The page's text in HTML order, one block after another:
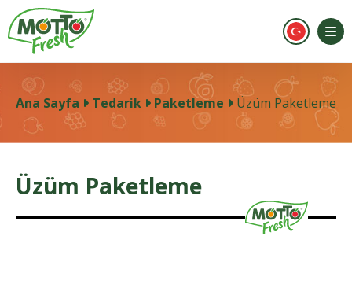
Ana Sayfa Tedarik Paketleme Üzüm Paketleme
Üzüm Paketleme